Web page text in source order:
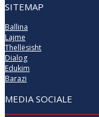
SITEMAP
Ballina
Lajme
Thellësisht
Dialog
Edukim
Barazi
MEDIA SOCIALE